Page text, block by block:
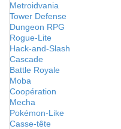
Metroidvania
Tower Defense
Dungeon RPG
Rogue-Lite
Hack-and-Slash
Cascade
Battle Royale
Moba
Coopération
Mecha
Pokémon-Like
Casse-tête